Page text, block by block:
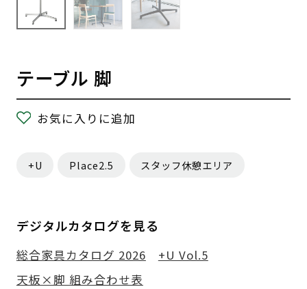
テーブル 脚
お気に入りに追加
+U Place2.5 スタッフ休憩エリア
デジタルカタログを見る
総合家具カタログ 2026
+U Vol.5
天板×脚 組み合わせ表